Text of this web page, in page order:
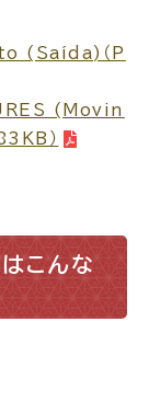
(Saída)（P
(Movin
）
こんな